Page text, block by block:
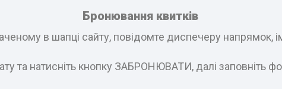
Бронювання квитків
в шапці сайту, повідомте диспечеру напрямок,
та натисніть кнопку ЗАБРОНЮВАТИ, далі заповніть